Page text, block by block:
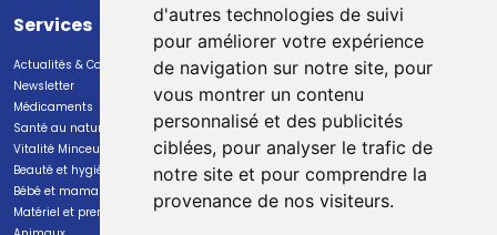
d'autres technologies de suivi
pour améliorer votre expérience
de navigation sur notre site, pour
vous montrer un contenu
personnalisé et des publicités
ciblées, pour analyser le trafic de
notre site et pour comprendre la
provenance de nos visiteurs.
Services
Actualités & Conseils
Newsletter
Médicaments
Santé au naturel
Vitalité Minceur Nutrition
Beauté et hygiène
Bébé et maman
Matériel et premiers soins
Paiement
Paiement sécurisé
Livraison